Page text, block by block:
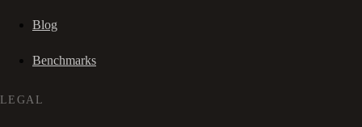
Blog
Benchmarks
LEGAL